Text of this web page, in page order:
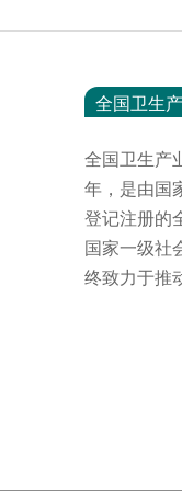
全国卫生
全国卫生产
年，是由国
登记注册的
国家一级社
终致力于推